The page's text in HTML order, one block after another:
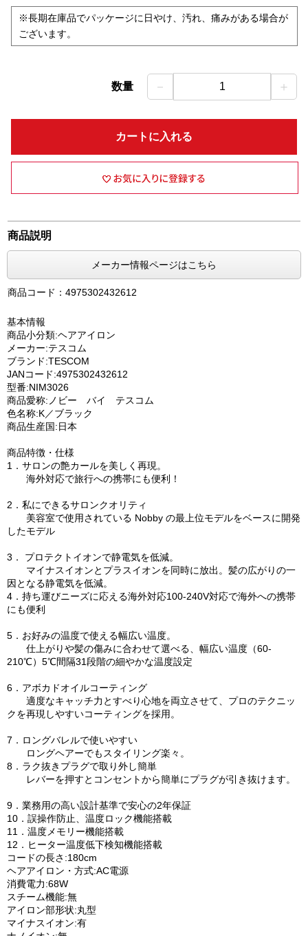
※長期在庫品でパッケージに日やけ、汚れ、痛みがある場合が
ございます。
数量 － 1 ＋
カートに入れる
商品説明
メーカー情報ページはこちら
商品コード：4975302432612
基本情報
商品小分類:ヘアアイロン
メーカー:テスコム
ブランド:TESCOM
JANコード:4975302432612
型番:NIM3026
商品愛称:ノビー バイ テスコム
色名称:K／ブラック
商品生産国:日本
商品特徴・仕様
1．サロンの艶カールを美しく再現。
海外対応で旅行への携帯にも便利！
2．私にできるサロンクオリティ
美容室で使用されている Nobby の最上位モデルをベースに開発
したモデル
3． プロテクトイオンで静電気を低減。
マイナスイオンとプラスイオンを同時に放出。髪の広がりの一
因となる静電気を低減。
4．持ち運びニーズに応える海外対応100-240V対応で海外への携帯
にも便利
5．お好みの温度で使える幅広い温度。
仕上がりや髪の傷みに合わせて選べる、幅広い温度（60-
210℃）5℃間隔31段階の細やかな温度設定
6．アボカドオイルコーティング
適度なキャッチ力とすべり心地を両立させて、プロのテクニッ
クを再現しやすいコーティングを採用。
7．ロングバレルで使いやすい
ロングヘアーでもスタイリング楽々。
8．ラク抜きプラグで取り外し簡単
レバーを押すとコンセントから簡単にプラグが引き抜けます。
9．業務用の高い設計基準で安心の2年保証
10．誤操作防止、温度ロック機能搭載
11．温度メモリー機能搭載
12．ヒーター温度低下検知機能搭載
コードの長さ:180cm
ヘアアイロン・方式:AC電源
消費電力:68W
スチーム機能:無
アイロン部形状:丸型
マイナスイオン:有